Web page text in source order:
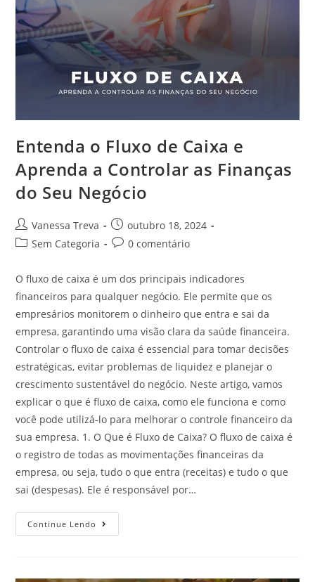
Entenda o Fluxo de Caixa e
Aprenda a Controlar as Finanças
do Seu Negócio
Vanessa Treva
outubro 18, 2024
Sem Categoria
0 comentário
O fluxo de caixa é um dos principais indicadores
financeiros para qualquer negócio. Ele permite que os
empresários monitorem o dinheiro que entra e sai da
empresa, garantindo uma visão clara da saúde financeira.
Controlar o fluxo de caixa é essencial para tomar decisões
estratégicas, evitar problemas de liquidez e planejar o
crescimento sustentável do negócio. Neste artigo, vamos
explicar o que é fluxo de caixa, como ele funciona e como
você pode utilizá-lo para melhorar o controle financeiro da
sua empresa. 1. O Que é Fluxo de Caixa? O fluxo de caixa é
o registro de todas as movimentações financeiras da
empresa, ou seja, tudo o que entra (receitas) e tudo o que
sai (despesas). Ele é responsável por…
Continue Lendo